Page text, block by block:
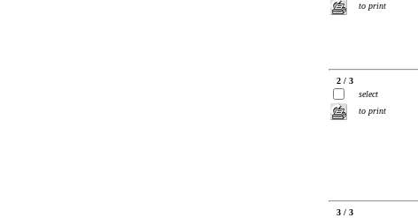
to print
2 / 3
select
to print
3 / 3